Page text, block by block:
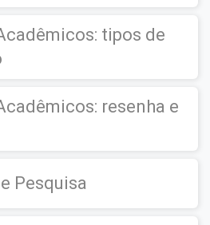
tipos de
resenha e
Pesquisa